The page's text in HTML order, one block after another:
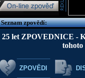
Seznam zpovědí:
25 let ZPOVEDNICE -
tohoto
ZPOVĚDI